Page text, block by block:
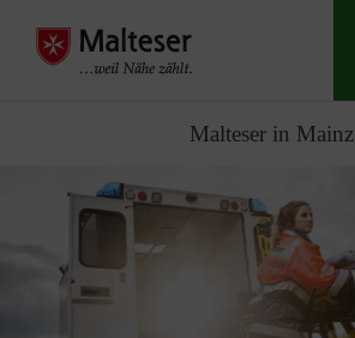
Malteser in Mainz